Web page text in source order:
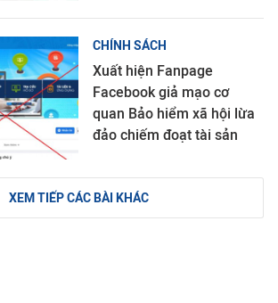
CHÍNH SÁCH
Xuất hiện Fanpage
Facebook giả mạo cơ
quan Bảo hiểm xã hội lừa
đảo chiếm đoạt tài sản
XEM TIẾP CÁC BÀI KHÁC